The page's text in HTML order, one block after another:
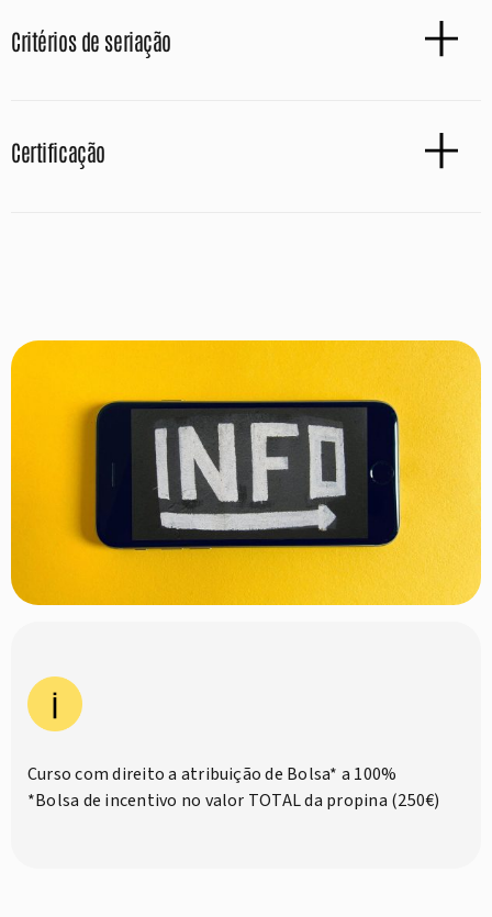
Critérios de seriação
Certificação
Curso com direito a atribuição de Bolsa* a 100%
*Bolsa de incentivo no valor TOTAL da propina (250€)